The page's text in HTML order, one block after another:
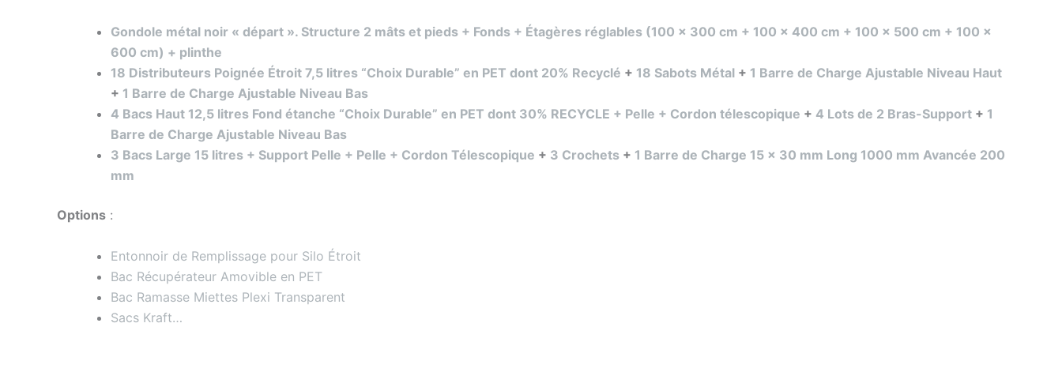
Gondole métal noir « départ ». Structure 2 mâts et pieds + Fonds + Étagères réglables (100 x 300 cm + 100 x 400 cm + 100 x 500 cm + 100 x
600 cm) + plinthe
18 Distributeurs Poignée Étroit 7,5 litres “Choix Durable” en PET dont 20% Recyclé + 18 Sabots Métal + 1 Barre de Charge Ajustable Niveau Haut
+ 1 Barre de Charge Ajustable Niveau Bas
4 Bacs Haut 12,5 litres Fond étanche “Choix Durable” en PET dont 30% RECYCLE + Pelle + Cordon télescopique + 4 Lots de 2 Bras-Support + 1
Barre de Charge Ajustable Niveau Bas
3 Bacs Large 15 litres + Support Pelle + Pelle + Cordon Télescopique + 3 Crochets + 1 Barre de Charge 15 x 30 mm Long 1000 mm Avancée 200
mm
Options :
Entonnoir de Remplissage pour Silo Étroit
Bac Récupérateur Amovible en PET
Bac Ramasse Miettes Plexi Transparent
Sacs Kraft…